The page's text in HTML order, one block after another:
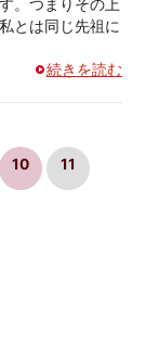
。つまりその上
とは同じ先祖に
続きを読む
10 11